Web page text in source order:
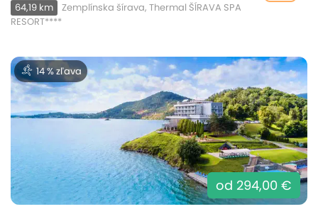
64,19 km
Zemplínska šírava, Thermal ŠÍRAVA SPA
RESORT****
14 % zľava
od 294,00 €